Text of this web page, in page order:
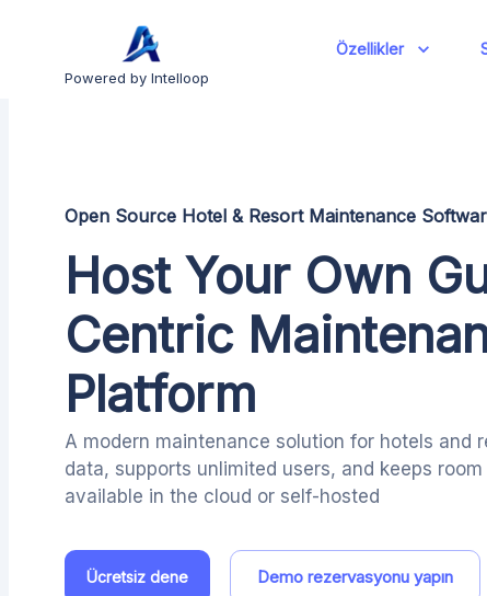
Powered by Intelloop
Özellikler
Open Source Hotel & Resort Maintenance
Host Your Own
Centric
Platform
A modern maintenance solution for hotels and
data, supports unlimited users, and keeps
available in the cloud or self-hosted
Ücretsiz dene Demo rezervasyonu yapın